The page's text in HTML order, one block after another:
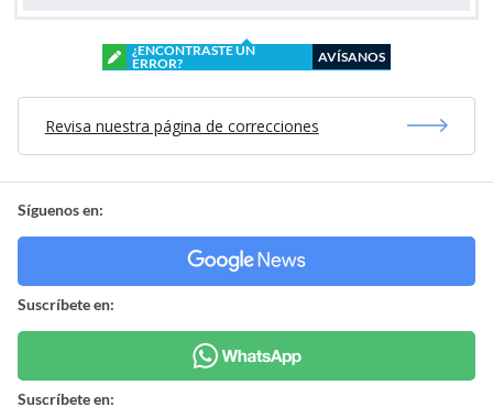
¿ENCONTRASTE UN
ERROR?
AVÍSANOS
Revisa nuestra página de correcciones
Síguenos en:
Suscríbete en:
Suscríbete en: